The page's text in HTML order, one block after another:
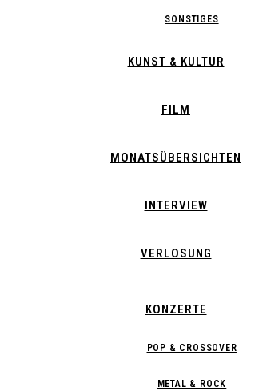
SONSTIGES
KUNST & KULTUR
FILM
MONATSÜBERSICHTEN
INTERVIEW
VERLOSUNG
KONZERTE
POP & CROSSOVER
METAL & ROCK